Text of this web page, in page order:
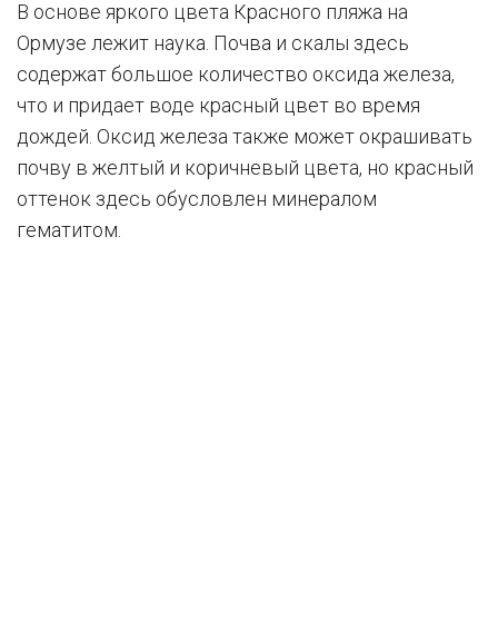
В основе яркого цвета Красного пляжа на
Ормузе лежит наука. Почва и скалы здесь
содержат большое количество оксида железа,
что и придает воде красный цвет во время
дождей. Оксид железа также может окрашивать
почву в желтый и коричневый цвета, но красный
оттенок здесь обусловлен минералом
гематитом.